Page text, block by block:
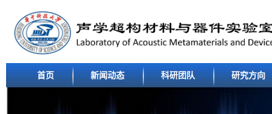
首页 新闻动态 科研团队 研究方向